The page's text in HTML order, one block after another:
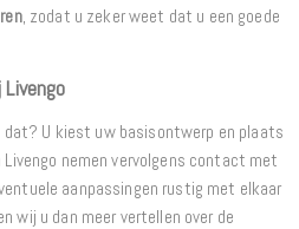
, zodat u zeker weet dat u een goede
dat? U kiest uw basisontwerp en plaats
Livengo nemen vervolgens contact met
aanpassingen rustig met elkaar
wij u dan meer vertellen over de